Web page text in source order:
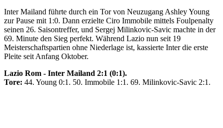
Inter Mailand führte durch ein Tor von Neuzugang Ashley Young
zur Pause mit 1:0. Dann erzielte Ciro Immobile mittels Foulpenalty
seinen 26. Saisontreffer, und Sergej Milinkovic-Savic machte in der
69. Minute den Sieg perfekt. Während Lazio nun seit 19
Meisterschaftspartien ohne Niederlage ist, kassierte Inter die erste
Pleite seit Anfang Oktober.
Lazio Rom - Inter Mailand 2:1 (0:1).
Tore: 44. Young 0:1. 50. Immobile 1:1. 69. Milinkovic-Savic 2:1.